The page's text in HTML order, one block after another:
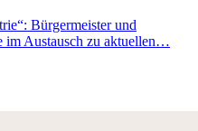
Bürgermeister und
im Austausch zu aktuellen…